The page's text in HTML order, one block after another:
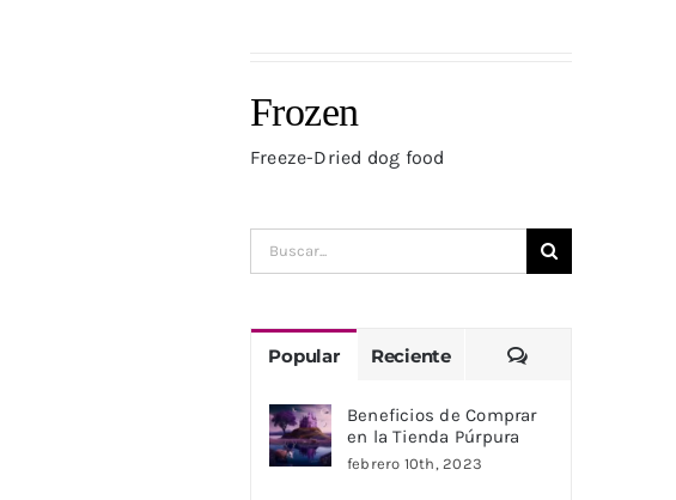
Frozen
Freeze-Dried dog food
Buscar:
Popular Reciente Comentarios
Beneficios de Comprar
en la Tienda Púrpura
febrero 10th, 2023